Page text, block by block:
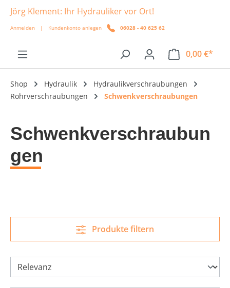
springen
Jörg Klement: Ihr Hydrauliker vor Ort!
Anmelden | Kundenkonto anlegen 06028 - 40 625 62
0,00 €*
Shop Hydraulik
Hydraulikverschraubungen
Rohrverschraubungen
Schwenkverschraubungen
Schwenkverschraubun
gen
Produkte filtern